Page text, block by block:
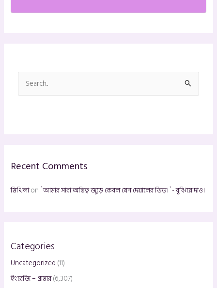
e
f
Recent Comments
মিথিলাon `আমার সারা অস্তিত্ব জুড়ে কেবল যেন দেয়ালের ভিড়।`- বুঝিয়ে দাও।
Categories
Uncategorized (11)
ইংরেজি – গ্রামার(6,307)